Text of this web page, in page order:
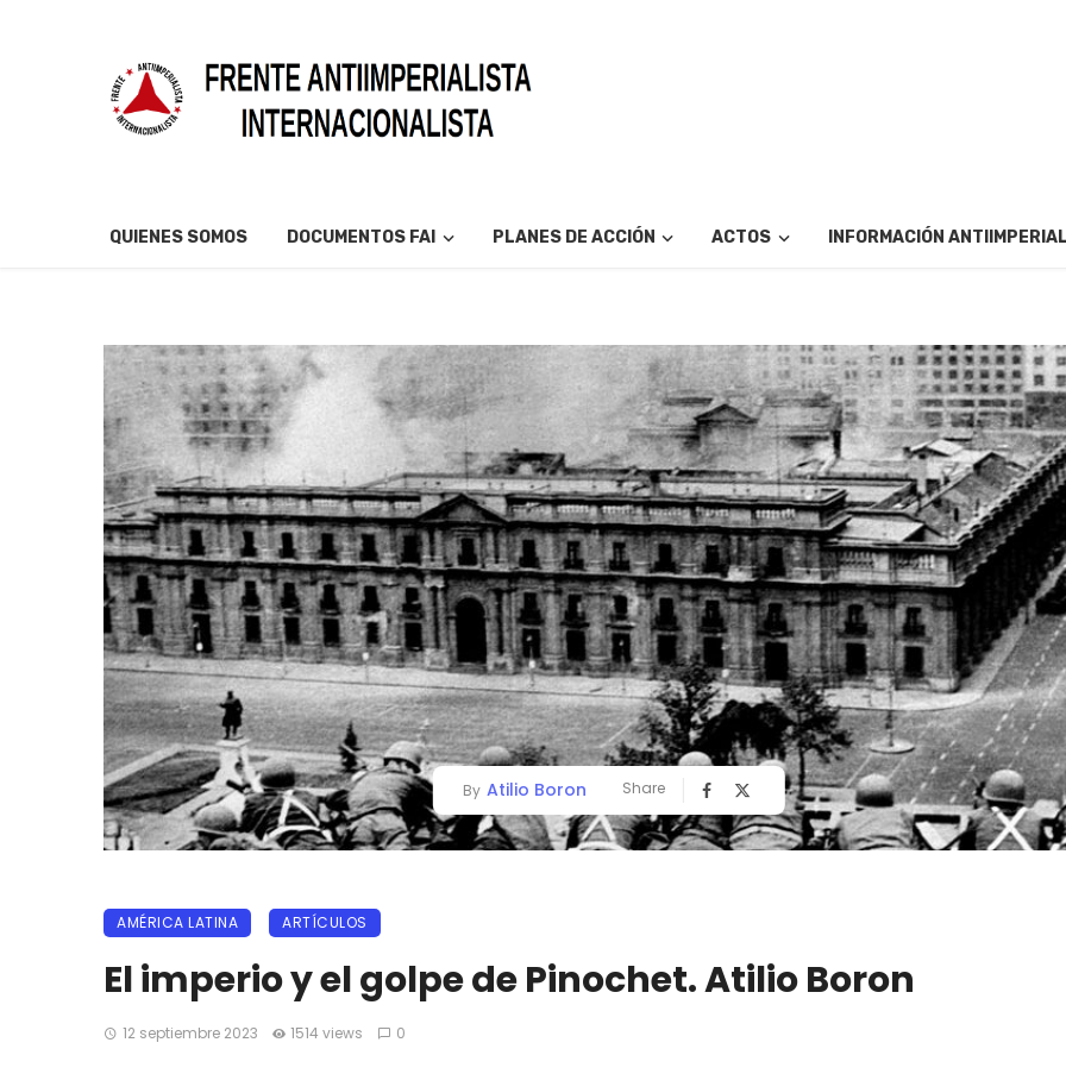
QUIENES SOMOS DOCUMENTOS FAI PLANES DE ACCIÓN ACTOS INFORMACIÓN
By Atilio Boron Share
AMÉRICA LATINA ARTÍCULOS
El imperio y el golpe de Pinochet. Atilio Boron
12 septiembre 2023 1514 views 0